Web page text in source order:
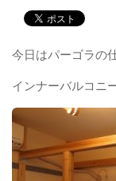
今日はパーゴラの
インナーバルコニ